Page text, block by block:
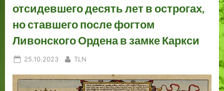
отсидевшего десять лет в острогах,
но ставшего после фогтом
Ливонского Ордена в замке Каркси
Posted
25.10.2023 By
TLN